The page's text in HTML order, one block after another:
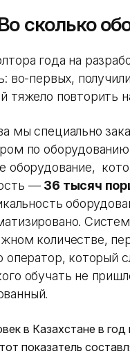
сколько
года на
во-первых,
тяжело повторить
мы специально
по
оборудование,
— 36 тысяч
количестве,
оператор, который
обучать не
в Казахстане в
показатель